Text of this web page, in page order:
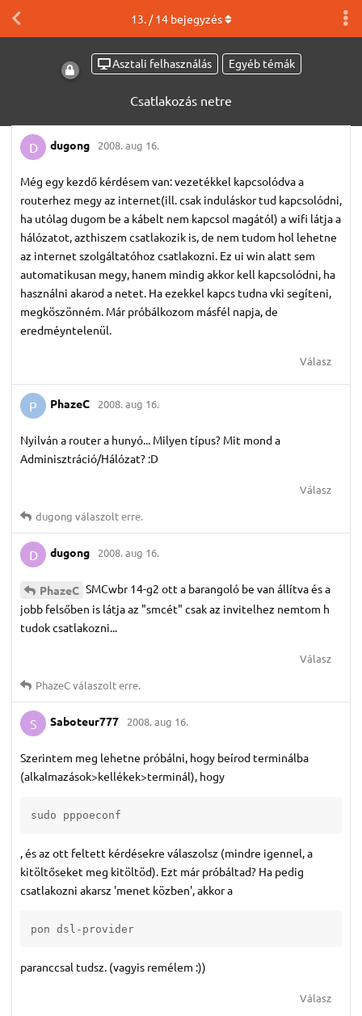
Asztali felhasználás Egyéb témák
Csatlakozás netre
13. /14bejegyzés
D dugong 2008. aug 16.
Még egy kezdő kérdésem van: vezetékkel kapcsolódva a
routerhez megy az internet(ill. csak induláskor tud kapcsolódni,
ha utólag dugom be a kábelt nem kapcsol magától) a wifi látja a
hálózatot, azthiszem csatlakozik is, de nem tudom hol lehetne
az internet szolgáltatóhoz csatlakozni. Ez ui win alatt sem
automatikusan megy, hanem mindig akkor kell kapcsolódni, ha
használni akarod a netet. Ha ezekkel kapcs tudna vki segíteni,
megköszönném. Már próbálkozom másfél napja, de
eredméyntelenül.
Válasz
P PhazeC 2008. aug 16.
Nyilván a router a hunyó... Milyen típus? Mit mond a
Adminisztráció/Hálózat? :D
Válasz
dugong válaszolt erre.
D dugong 2008. aug 16.
PhazeC SMCwbr 14-g2 ott a barangoló be van állítva és a
jobb felsőben is látja az "smcét" csak az invitelhez nemtom h
tudok csatlakozni...
Válasz
PhazeCválaszolt erre.
S Saboteur777 2008. aug 16.
Szerintem meg lehetne próbálni, hogy beírod terminálba
(alkalmazások>kellékek>terminál), hogy
sudo pppoeconf
, és az ott feltett kérdésekre válaszolsz (mindre igennel, a
kitöltőseket meg kitöltöd). Ezt már próbáltad? Ha pedig
csatlakozni akarsz 'menet közben', akkor a
pon dsl-provider
paranccsal tudsz. (vagyis remélem :))
Válasz